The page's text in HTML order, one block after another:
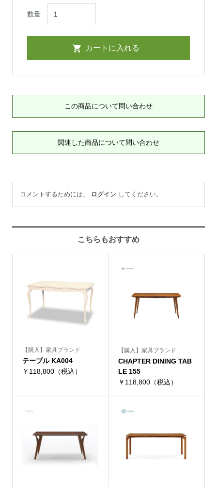
数量
この商品について問い合わせ
関連した商品について問い合わせ
コメントするためには、 ログイン してください。
こちらもおすすめ
【購入】家具ブランド
テーブル KA004
￥118,800（税込）
【購入】家具ブランド
CHAPTER DINING TAB
LE 155
￥118,800（税込）